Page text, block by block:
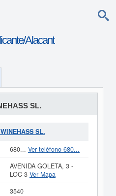
Alacant
SL.
SL.
680... Ver teléfono 680...
AVENIDA GOLETA, 3 -
LOC 3 Ver Mapa
3540